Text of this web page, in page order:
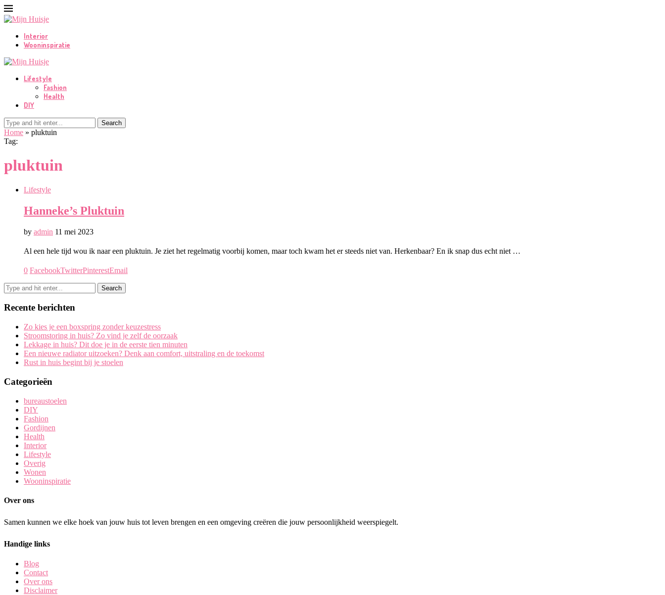
Interior
Wooninspiratie
Lifestyle
Fashion
Health
DIY
Search
Home » pluktuin
Tag:
pluktuin
Lifestyle
Hanneke’s Pluktuin
by admin 11 mei 2023
Al een hele tijd wou ik naar een pluktuin. Je ziet het regelmatig voorbij komen, maar toch kwam het er steeds niet van. Herkenbaar? En ik snap dus echt niet …
0 FacebookTwitterPinterestEmail
Recente berichten
Zo kies je een boxspring zonder keuzestress
Stroomstoring in huis? Zo vind je zelf de oorzaak
Lekkage in huis? Dit doe je in de eerste tien minuten
Een nieuwe radiator uitzoeken? Denk aan comfort, uitstraling en de toekomst
Rust in huis begint bij je stoelen
Categorieën
bureaustoelen
DIY
Fashion
Gordijnen
Health
Interior
Lifestyle
Overig
Wonen
Wooninspiratie
Over ons
Samen kunnen we elke hoek van jouw huis tot leven brengen en een omgeving creëren die jouw persoonlijkheid weerspiegelt.
Handige links
Blog
Contact
Over ons
Disclaimer